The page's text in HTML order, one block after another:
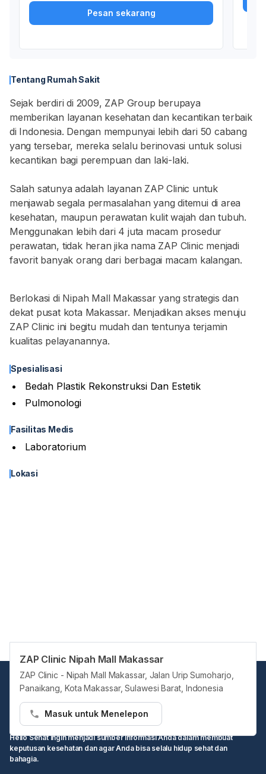
Pesan sekarang
Tentang Rumah Sakit
Sejak berdiri di 2009, ZAP Group berupaya
memberikan layanan kesehatan dan kecantikan terbaik
di Indonesia. Dengan mempunyai lebih dari 50 cabang
yang tersebar, mereka selalu berinovasi untuk solusi
kecantikan bagi perempuan dan laki-laki.
Salah satunya adalah layanan ZAP Clinic untuk
menjawab segala permasalahan yang ditemui di area
kesehatan, maupun perawatan kulit wajah dan tubuh.
Menggunakan lebih dari 4 juta macam prosedur
perawatan, tidak heran jika nama ZAP Clinic menjadi
favorit banyak orang dari berbagai macam kalangan.
Berlokasi di Nipah Mall Makassar yang strategis dan
dekat pusat kota Makassar. Menjadikan akses menuju
ZAP Clinic ini begitu mudah dan tentunya terjamin
kualitas pelayanannya.
Spesialisasi
Bedah Plastik Rekonstruksi Dan Estetik
Pulmonologi
Fasilitas Medis
Laboratorium
Lokasi
ZAP Clinic Nipah Mall Makassar
ZAP Clinic - Nipah Mall Makassar, Jalan Urip Sumoharjo,
Panaikang, Kota Makassar, Sulawesi Barat, Indonesia
Masuk untuk Menelepon
Hello Sehat ingin menjadi sumber informasi Anda dalam membuat
keputusan kesehatan dan agar Anda bisa selalu hidup sehat dan
bahagia.